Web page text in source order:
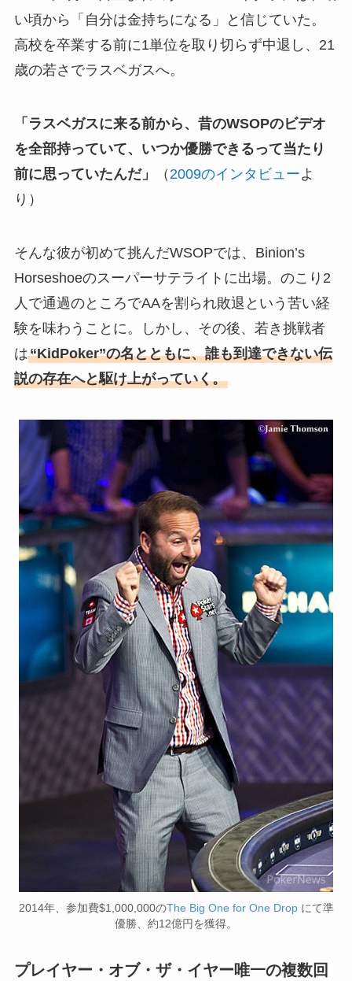
い頃から「自分は金持ちになる」と信じていた。
高校を卒業する前に1単位を取り切らず中退し、21
歳の若さでラスベガスへ。
「ラスベガスに来る前から、昔のWSOPのビデオ
を全部持っていて、いつか優勝できるって当たり
前に思っていたんだ」
（ 2009のインタビューよ
り）
そんな彼が初めて挑んだWSOPでは、Binion’s
Horseshoeのスーパーサテライトに出場。のこり2
人で通過のところでAAを割られ敗退という苦い経
験を味わうことに。しかし、その後、若き挑戦者
は“KidPoker”の名とともに、誰も到達できない伝
説の存在へと駆け上がっていく。
2014年、参加費$1,000,000のThe Big One for One Dropにて準
優勝、約12億円を獲得。
プレイヤー・オブ・ザ・イヤー唯一の複数回